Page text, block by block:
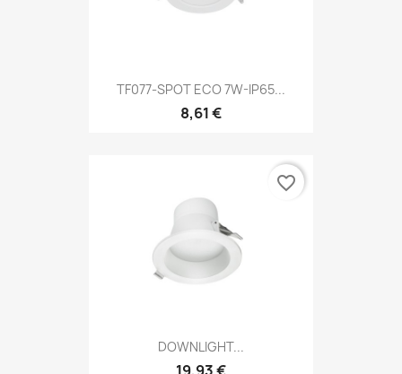
TF077-SPOT ECO 7W-IP65...
8,61 €
DOWNLIGHT...
favorite_border